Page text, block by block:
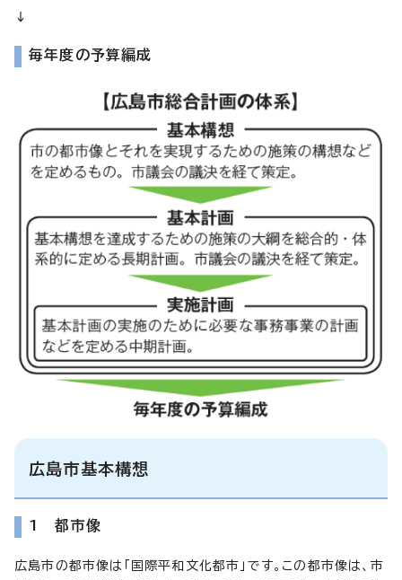
↓
毎年度の予算編成
広島市基本構想
1 都市像
広島市の都市像は「国際平和文化都市」です。この都市像は、市